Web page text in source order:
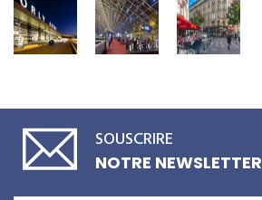
SOUSCRIRE
NOTRE NEWSLETTER